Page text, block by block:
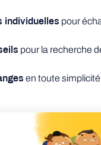
individuelles pour
pour la recherche
en toute simplicité